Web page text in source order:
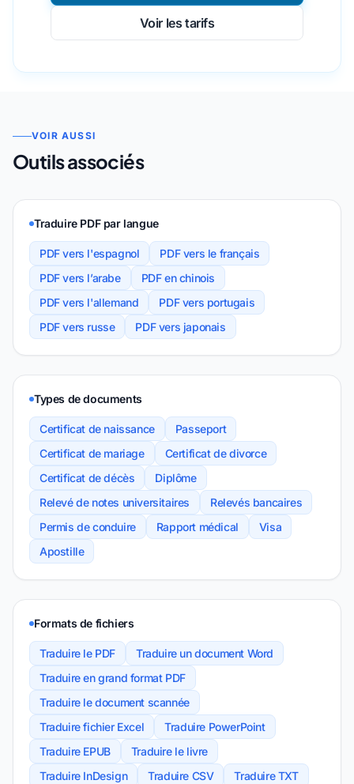
Voir les tarifs
VOIR AUSSI
Outils associés
Traduire PDF par langue
PDF vers l'espagnol
PDF vers le français
PDF vers l’arabe
PDF en chinois
PDF vers l'allemand
PDF vers portugais
PDF vers russe
PDF vers japonais
Types de documents
Certificat de naissance
Passeport
Certificat de mariage
Certificat de divorce
Certificat de décès
Diplôme
Relevé de notes universitaires
Relevés bancaires
Permis de conduire
Rapport médical
Visa
Apostille
Formats de fichiers
Traduire le PDF
Traduire un document Word
Traduire en grand format PDF
Traduire le document scannée
Traduire fichier Excel
Traduire PowerPoint
Traduire EPUB
Traduire le livre
Traduire InDesign
Traduire CSV Traduire TXT